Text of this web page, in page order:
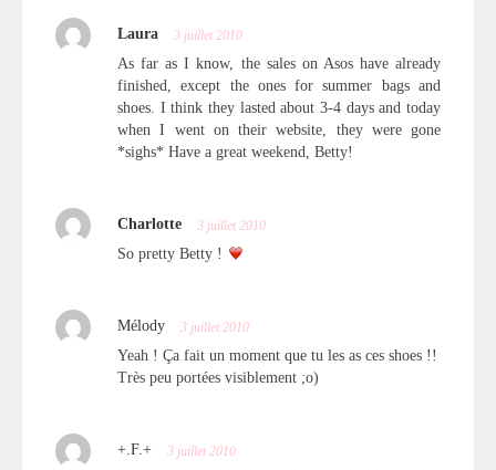
Laura 3 juillet 2010
As far as I know, the sales on Asos have already
finished, except the ones for summer bags and
shoes. I think they lasted about 3-4 days and today
when I went on their website, they were gone
*sighs* Have a great weekend, Betty!
Charlotte 3 juillet 2010
So pretty Betty !
Mélody 3 juillet 2010
Yeah ! Ça fait un moment que tu les as ces shoes !!
Très peu portées visiblement ;o)
+.F.+ 3 juillet 2010